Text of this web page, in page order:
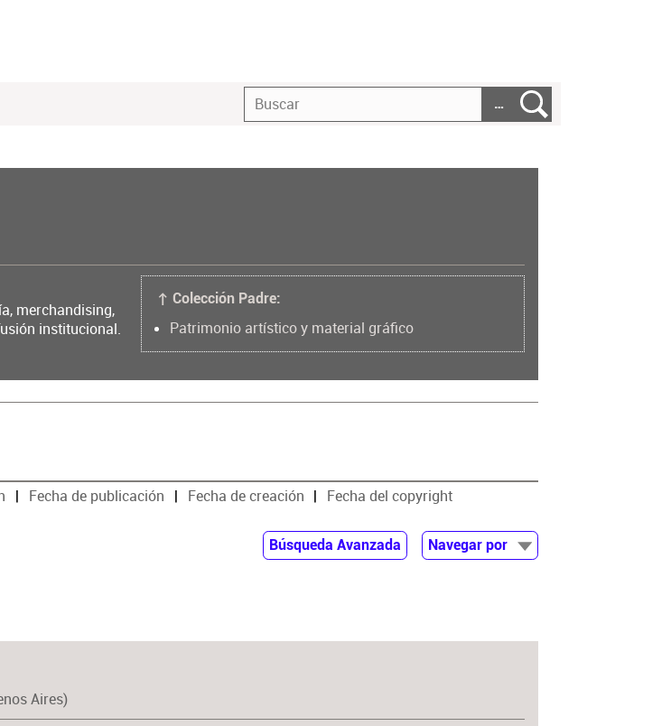
…
merchandising,
institucional.
↑ Colección Padre:
Patrimonio artístico y material gráfico
Fecha de publicación Fecha de creación Fecha del copyright
Búsqueda Avanzada
Navegar por
Aires)